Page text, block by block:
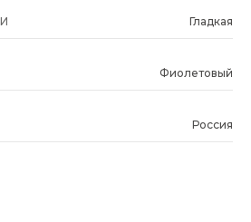
Гладкая
Фиолетовый
Россия